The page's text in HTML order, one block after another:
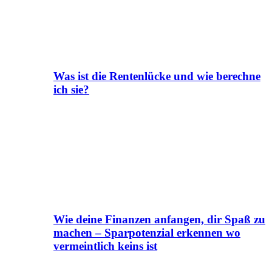
Was ist die Rentenlücke und wie berechne
ich sie?
Wie deine Finanzen anfangen, dir Spaß zu
machen – Sparpotenzial erkennen wo
vermeintlich keins ist